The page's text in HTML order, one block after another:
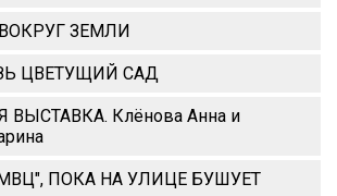
ЗЕМЛИ
ЦВЕТУЩИЙ САД
ВЫСТАВКА. Клёнова Анна и
ПОКА НА УЛИЦЕ БУШУЕТ